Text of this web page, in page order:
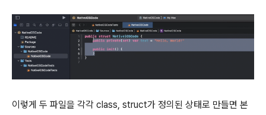
이렇게 두 파일을 각각 class, struct가 정의된 상태로 만들면 본